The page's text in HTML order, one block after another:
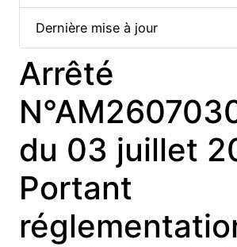
Dernière mise à jour
Arrêté
du 03 juillet
Portant